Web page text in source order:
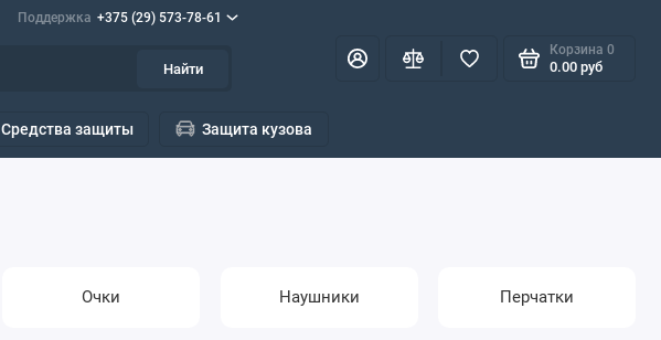
Поддержка +375 (29) 573-78-61
Найти
Корзина 0
0.00 руб
Средства защиты Защита кузова
Очки Наушники Перчатки